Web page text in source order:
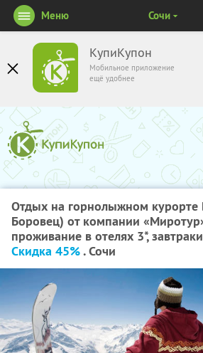
КупиКупон
Мобильное приложение
ещё удобнее
Меню Сочи
Отдых на горнолыжном курорте
Боровец) от компании
проживание в отелях 3*,
Скидка 45%. Сочи